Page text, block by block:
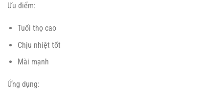
Ưu điểm:
Tuổi thọ cao
Chịu nhiệt tốt
Mài mạnh
Ứng dụng: